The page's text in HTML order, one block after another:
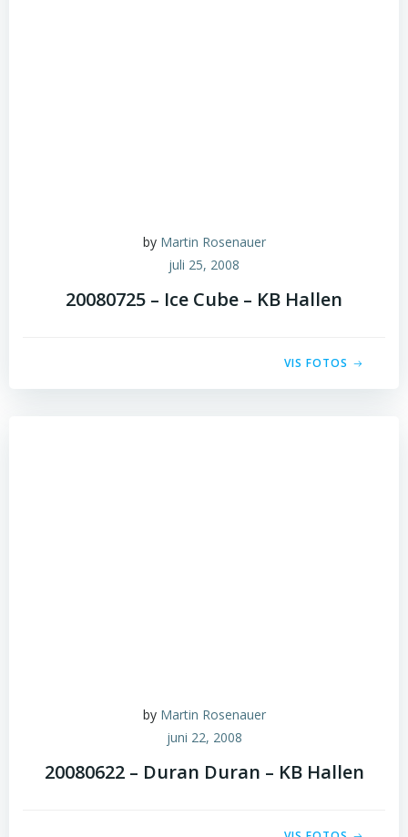
by Martin Rosenauer
juli 25, 2008
20080725 – Ice Cube – KB Hallen
VIS FOTOS
by Martin Rosenauer
juni 22, 2008
20080622 – Duran Duran – KB Hallen